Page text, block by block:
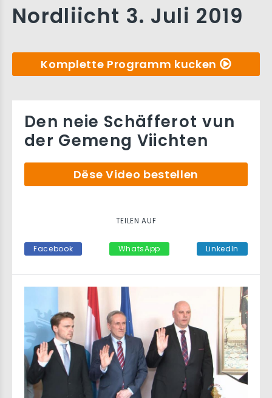
Nordliicht 3. Juli 2019
Komplette Programm kucken
Den neie Schäfferot vun
der Gemeng Viichten
Dëse Video bestellen
TEILEN AUF
Facebook WhatsApp LinkedIn